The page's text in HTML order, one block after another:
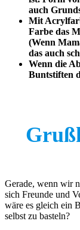
auch
Mit
Farbe das
(Wenn
das auch
Wenn die
Buntstiften
Gerade, wenn wir
sich Freunde und
wäre es gleich ein
selbst zu basteln?